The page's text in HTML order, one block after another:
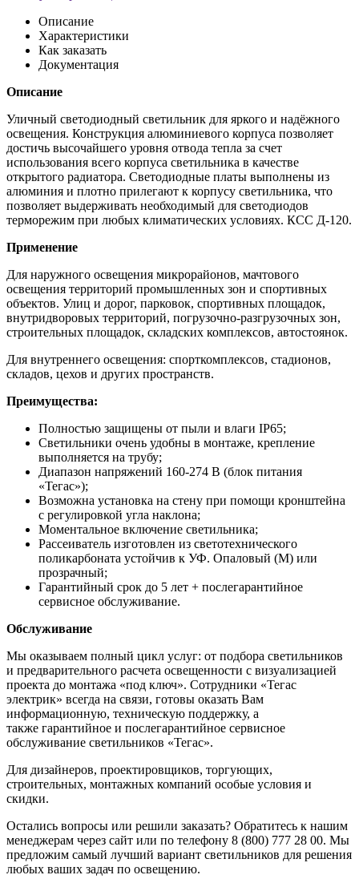
Описание
Характеристики
Как заказать
Документация
Описание
Уличный светодиодный светильник для яркого и надёжного
освещения. Конструкция алюминиевого корпуса позволяет
достичь высочайшего уровня отвода тепла за счет
использования всего корпуса светильника в качестве
открытого радиатора. Светодиодные платы выполнены из
алюминия и плотно прилегают к корпусу светильника, что
позволяет выдерживать необходимый для светодиодов
терморежим при любых климатических условиях. КСС Д-120.
Применение
Для наружного освещения микрорайонов, мачтового
освещения территорий промышленных зон и спортивных
объектов. Улиц и дорог, парковок, спортивных площадок,
внутридворовых территорий, погрузочно-разгрузочных зон,
строительных площадок, складских комплексов, автостоянок.
Для внутреннего освещения: спорткомплексов, стадионов,
складов, цехов и других пространств.
Преимущества:
Полностью защищены от пыли и влаги IP65;
Светильники очень удобны в монтаже, крепление
выполняется на трубу;
Диапазон напряжений 160-274 В (блок питания
«Тегас»);
Возможна установка на стену при помощи кронштейна
с регулировкой угла наклона;
Моментальное включение светильника;
Рассеиватель изготовлен из светотехнического
поликарбоната устойчив к УФ. Опаловый (М) или
прозрачный;
Гарантийный срок до 5 лет + послегарантийное
сервисное обслуживание.
Обслуживание
Мы оказываем полный цикл услуг: от подбора светильников
и предварительного расчета освещенности с визуализацией
проекта до монтажа «под ключ». Сотрудники «Тегас
электрик» всегда на связи, готовы оказать Вам
информационную, техническую поддержку, а
также гарантийное и послегарантийное сервисное
обслуживание светильников «Тегас».
Для дизайнеров, проектировщиков, торгующих,
строительных, монтажных компаний особые условия и
скидки.
Остались вопросы или решили заказать? Обратитесь к нашим
менеджерам через сайт или по телефону 8 (800) 777 28 00. Мы
предложим самый лучший вариант светильников для решения
любых ваших задач по освещению.